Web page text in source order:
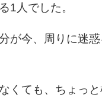
1人でした。
が今、周りに迷
くても、ちょっ